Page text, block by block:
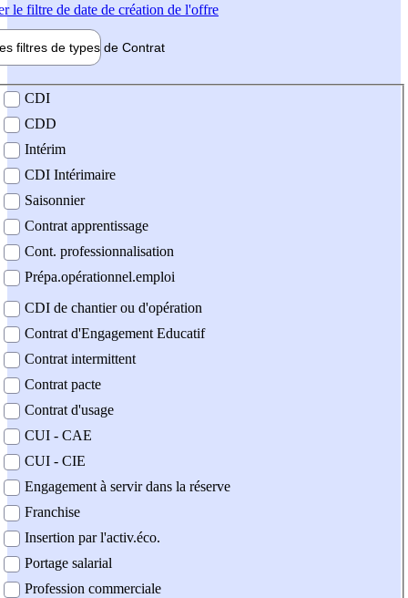
le filtre de date de création de l'offre
filtres de types de Contrat
contrat
CDI
CDD
Intérim
CDI Intérimaire
Saisonnier
Contrat apprentissage
Cont. professionnalisation
Prépa.opérationnel.emploi
CDI de chantier ou d'opération
Contrat d'Engagement Educatif
Contrat intermittent
Contrat pacte
Contrat d'usage
CUI - CAE
CUI - CIE
Engagement à servir dans la réserve
Franchise
Insertion par l'activ.éco.
Portage salarial
Profession commerciale